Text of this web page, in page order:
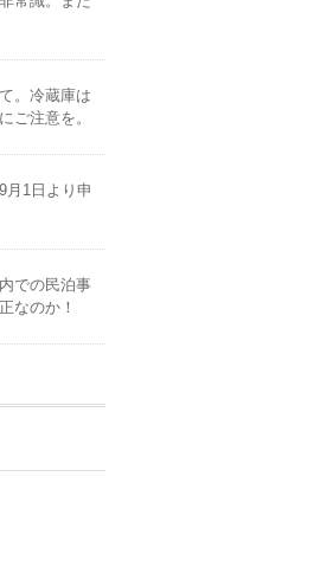
。冷蔵庫は
ご注意を。
月1日より申
での民泊事
なのか！